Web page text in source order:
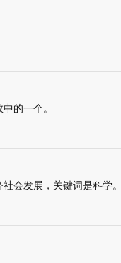
的一个。
会发展，关键词是科学